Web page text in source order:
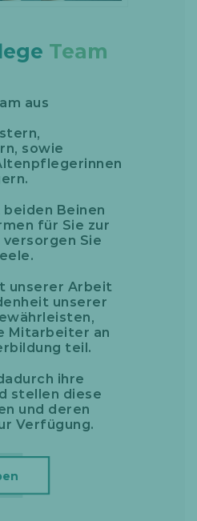
Team
aus
sowie
Beinen
für Sie zur
Sie
unserer Arbeit
unserer
Mitarbeiter an
teil.
ihre
stellen diese
und deren
Verfügung.